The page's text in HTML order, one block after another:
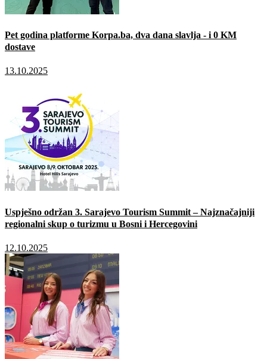
Pet godina platforme Korpa.ba, dva dana slavlja - i 0 KM
dostave
13.10.2025
Uspješno održan 3. Sarajevo Tourism Summit – Najznačajniji
regionalni skup o turizmu u Bosni i Hercegovini
12.10.2025